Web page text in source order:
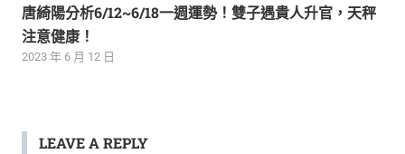
唐綺陽分析6/12~6/18一週運勢！雙子遇貴人升官，天秤
注意健康！
2023 年 6 月 12 日
LEAVE A REPLY